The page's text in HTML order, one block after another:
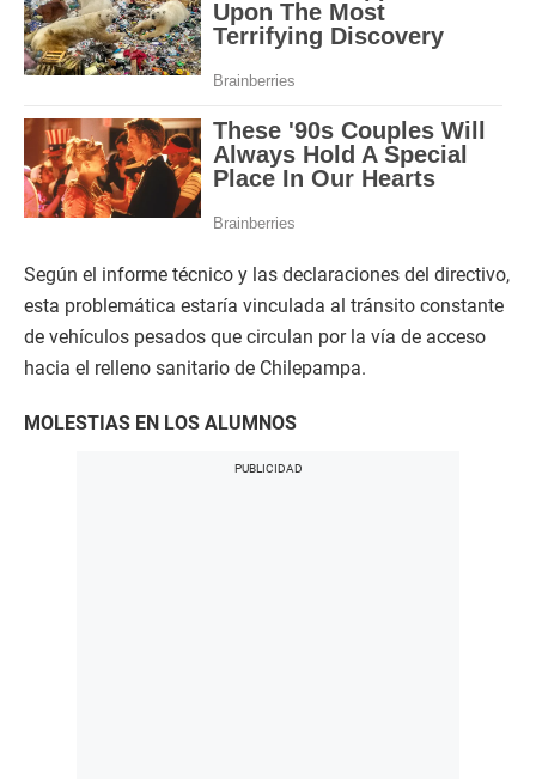
Según el informe técnico y las declaraciones del directivo,
esta problemática estaría vinculada al tránsito constante
de vehículos pesados que circulan por la vía de acceso
hacia el relleno sanitario de Chilepampa.
MOLESTIAS EN LOS ALUMNOS